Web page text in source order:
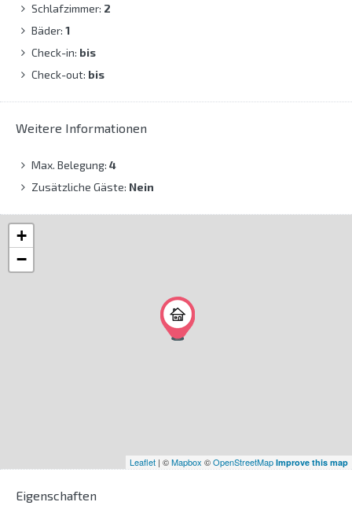
Schlafzimmer: 2
Bäder: 1
Check-in: bis
Check-out: bis
Weitere Informationen
Max. Belegung: 4
Zusätzliche Gäste: Nein
+
−
Leaflet | ©Mapbox ©OpenStreetMap Improve this map
Eigenschaften